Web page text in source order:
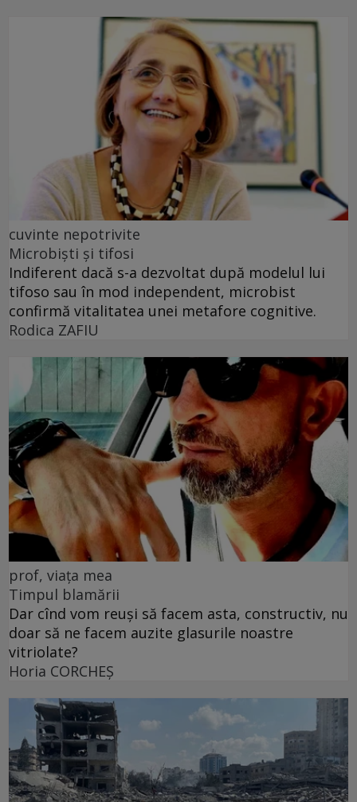
cuvinte nepotrivite
Microbiști și tifosi
Indiferent dacă s-a dezvoltat după modelul lui
tifoso sau în mod independent, microbist
confirmă vitalitatea unei metafore cognitive.
Rodica ZAFIU
prof, viața mea
Timpul blamării
Dar cînd vom reuși să facem asta, constructiv, nu
doar să ne facem auzite glasurile noastre
vitriolate?
Horia CORCHEŞ